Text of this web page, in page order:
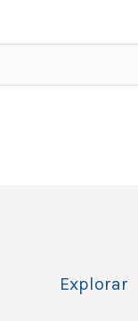
Explorar